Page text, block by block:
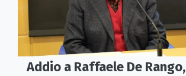
Addio a Raffaele De Rango,